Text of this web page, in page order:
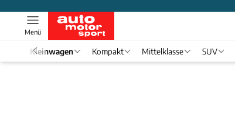
Menü
Kleinwagen Kompakt Mittelklasse SUV